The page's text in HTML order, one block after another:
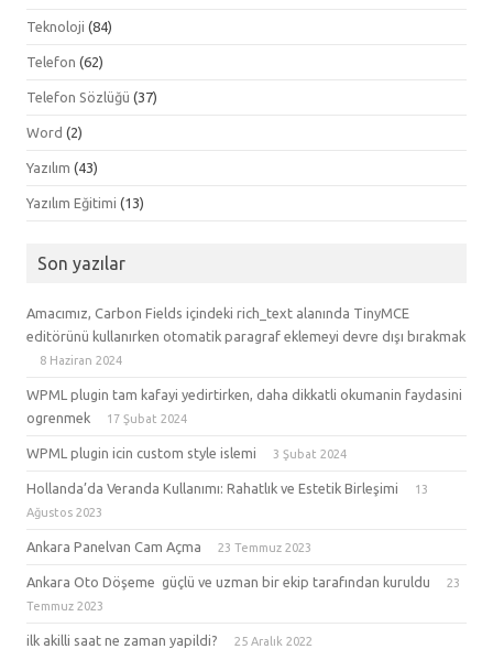
Teknoloji (84)
Telefon (62)
Telefon Sözlüğü (37)
Word (2)
Yazılım (43)
Yazılım Eğitimi (13)
Son yazılar
Amacımız, Carbon Fields içindeki rich_text alanında TinyMCE
editörünü kullanırken otomatik paragraf eklemeyi devre dışı bırakmak
8 Haziran 2024
WPML plugin tam kafayi yedirtirken, daha dikkatli okumanin faydasini
ogrenmek
17 Şubat 2024
WPML plugin icin custom style islemi 3 Şubat 2024
Hollanda’da Veranda Kullanımı: Rahatlık ve Estetik Birleşimi
13
Ağustos 2023
Ankara Panelvan Cam Açma 23 Temmuz 2023
Ankara Oto Döşeme güçlü ve uzman bir ekip tarafından kuruldu
23
Temmuz 2023
ilk akilli saat ne zaman yapildi? 25 Aralık 2022